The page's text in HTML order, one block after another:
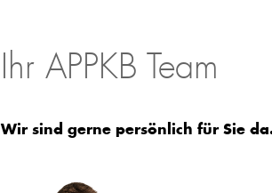
Ihr APPKB Team
Wir sind gerne persönlich für Sie